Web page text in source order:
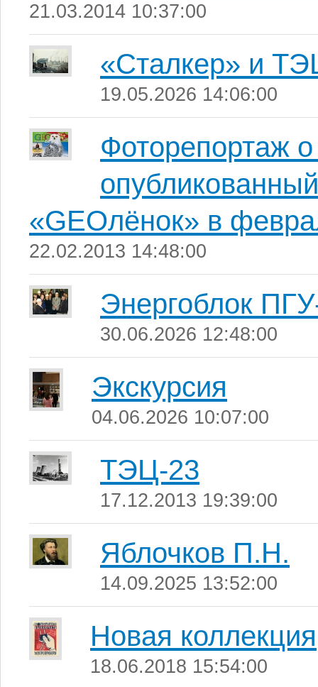
21.03.2014 10:37:00
«Сталкер» и
19.05.2026 14:06:00
Фоторепортаж
«GEOлёнок» в
22.02.2013 14:48:00
Энергоблок
30.06.2026 12:48:00
Экскурсия
04.06.2026 10:07:00
ТЭЦ-23
17.12.2013 19:39:00
Яблочков П.Н.
14.09.2025 13:52:00
Новая коллекция
18.06.2018 15:54:00